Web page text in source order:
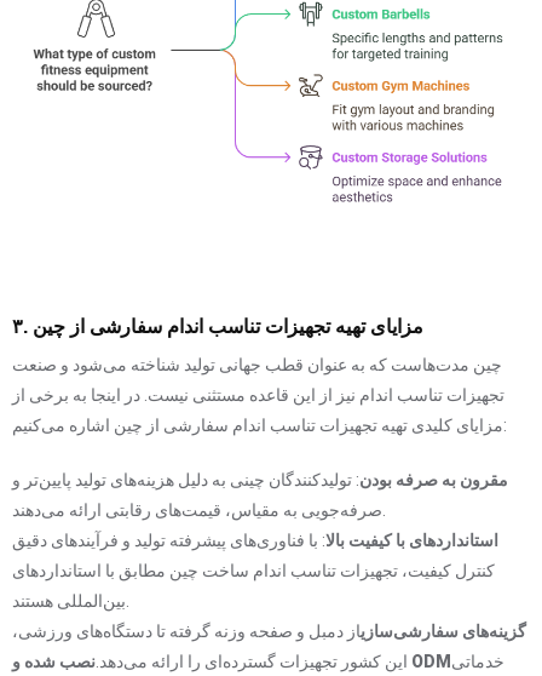
۳. مزایای تهیه تجهیزات تناسب اندام سفارشی از چین
چین مدت‌هاست که به عنوان قطب جهانی تولید شناخته می‌شود و صنعت
تجهیزات تناسب اندام نیز از این قاعده مستثنی نیست. در اینجا به برخی از
مزایای کلیدی تهیه تجهیزات تناسب اندام سفارشی از چین اشاره می‌کنیم:
مقرون به صرفه بودن: تولیدکنندگان چینی به دلیل هزینه‌های تولید پایین‌تر و
استانداردهای با کیفیت بالا: با فناوری‌های پیشرفته تولید و فرآیندهای دقیق
کنترل کیفیت، تجهیزات تناسب اندام ساخت چین مطابق با استانداردهای
گزینه‌های سفارشی‌سازیاز دمبل و صفحه وزنه گرفته تا دستگاه‌های ورزشی،
این کشور تجهیزات گسترده‌ای را ارائه می‌دهد. نصب شده و ODM خدماتی